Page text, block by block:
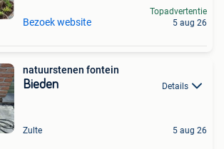
Bezoek website
Topadvertentie
5 aug 26
natuurstenen fontein
Bieden Details
Zulte 5 aug 26